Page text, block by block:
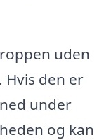
uden
den er
under
og kan